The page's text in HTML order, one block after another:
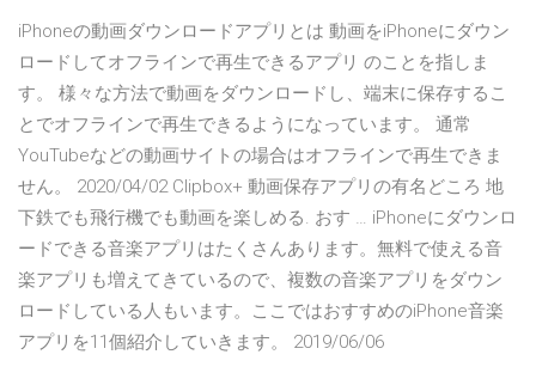
iPhoneの動画ダウンロードアプリとは 動画をiPhoneにダウン
ロードしてオフラインで再生できるアプリ のことを指しま
す。 様々な方法で動画をダウンロードし、端末に保存するこ
とでオフラインで再生できるようになっています。 通常
YouTubeなどの動画サイトの場合はオフラインで再生できま
せん。 2020/04/02 Clipbox+ 動画保存アプリの有名どころ 地
下鉄でも飛行機でも動画を楽しめる. おす … iPhoneにダウンロ
ードできる音楽アプリはたくさんあります。無料で使える音
楽アプリも増えてきているので、複数の音楽アプリをダウン
ロードしている人もいます。ここではおすすめのiPhone音楽
アプリを11個紹介していきます。 2019/06/06